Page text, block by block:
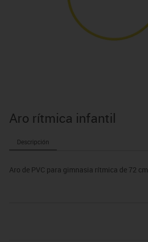
Aro rítmica infantil
Descripción
Aro de PVC para gimnasia rítmica de 72 cm